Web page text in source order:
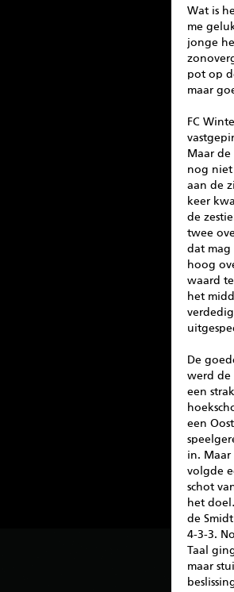
Wat is
me
jonge
pot op
maar
FC
Maar
nog niet
aan de
keer
de
twee
dat mag
hoog
waard
het
De
werd de
een
een
in. Maar
volgde
schot
het
de
4-3-3.
Taal
maar